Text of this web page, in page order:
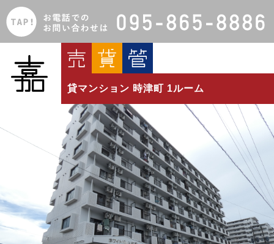
貸マンション 時津町 1ルーム